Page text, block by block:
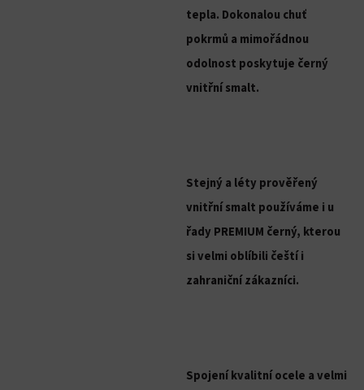
tepla. Dokonalou chuť
pokrmů a mimořádnou
odolnost poskytuje černý
vnitřní smalt.
Stejný a léty prověřený
vnitřní smalt používáme i u
řady PREMIUM černý, kterou
si velmi oblíbili čeští i
zahraniční zákazníci.
Spojení kvalitní ocele a velmi